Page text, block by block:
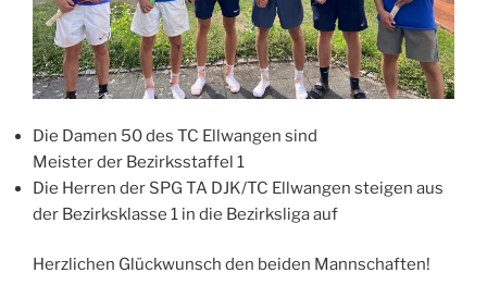
Die Damen 50 des TC Ellwangen sind
Meister der Bezirksstaffel 1
Die Herren der SPG TA DJK/TC Ellwangen steigen aus
der Bezirksklasse 1 in die Bezirksliga auf
Herzlichen Glückwunsch den beiden Mannschaften!